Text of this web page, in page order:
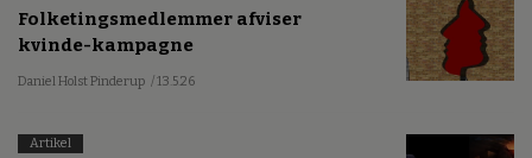
Folketingsmedlemmer afviser
kvinde-kampagne
Daniel Holst Pinderup / 13.5.26
Artikel